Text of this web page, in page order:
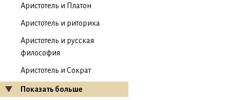
Аристотель и Платон
Аристотель и риторика
Аристотель и русская
философия
Аристотель и Сократ
Показать больше